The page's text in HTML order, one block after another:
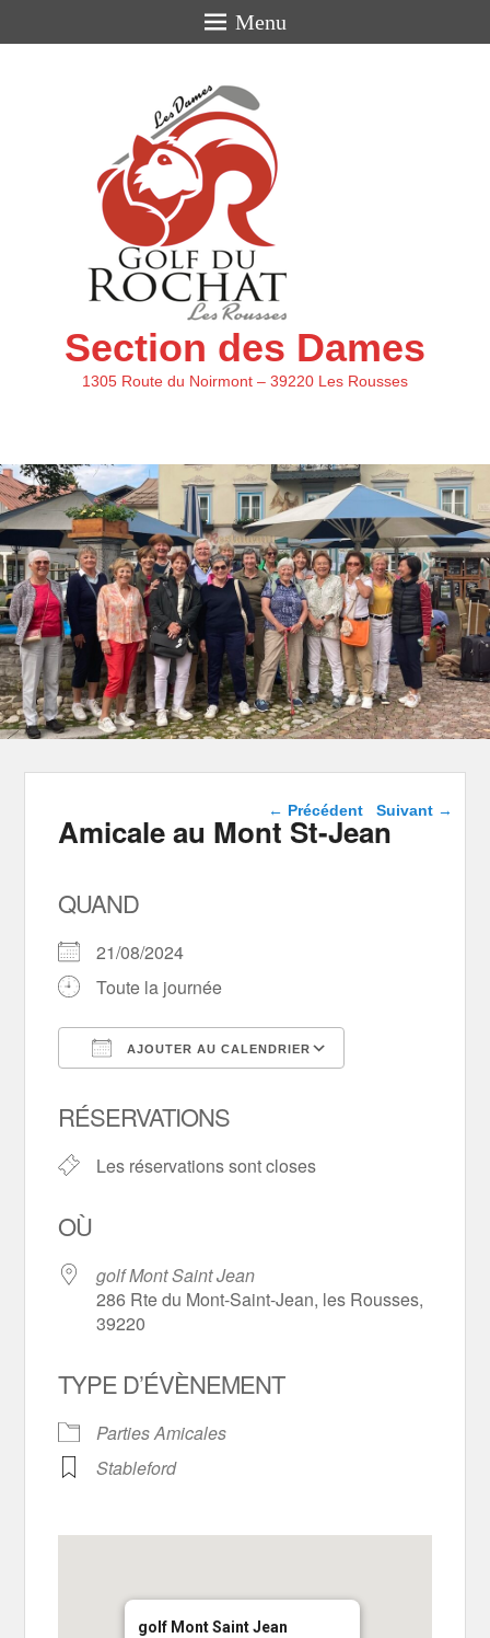
Menu
Section des Dames
1305 Route du Noirmont – 39220 Les Rousses
Navigation dans les
← Précédent Suivant →
Amicale au Mont St-Jean
QUAND
21/08/2024
Toute la journée
AJOUTER AU CALENDRIER
RÉSERVATIONS
Les réservations sont closes
OÙ
golf Mont Saint Jean
286 Rte du Mont-Saint-Jean, les Rousses,
39220
TYPE D’ÉVÈNEMENT
Parties Amicales
Stableford
golf Mont Saint Jean